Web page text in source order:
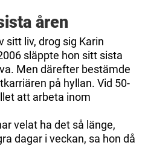
åren
sitt liv, drog sig Karin
släppte hon sitt sista
Men därefter bestämde
på hyllan. Vid 50-
att arbeta inom
velat ha det så länge,
dagar i veckan, sa hon då